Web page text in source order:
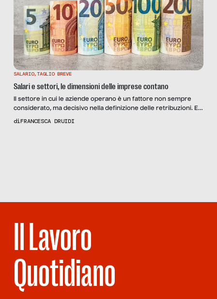
SALARIO,TAGLIO BREVE
Salari e settori, le dimensioni delle imprese contano
Il settore in cui le aziende operano è un fattore non sempre
considerato, ma decisivo nella definizione delle retribuzioni. E
anche la grandezza dell’azienda gioca un ruolo rilevante: ecco
diFRANCESCA DRUIDI
Il Lavoro
Quotidiano